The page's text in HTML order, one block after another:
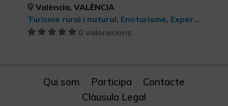
València, VALÈNCIA
Turisme rural i natural, Enoturisme, Experiències Gastronòmiques l'Exquisit Mediterrani, Turisme gastronòmic, Turisme cultural, Turisme d'oci i diversió
0 valoracions
Qui som Participa
Contacte
Clàusula Legal